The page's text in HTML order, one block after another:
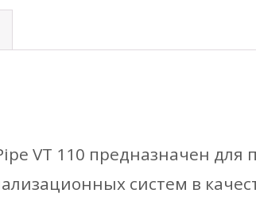
110
для
канализации)
VT 110 предназначен для
систем в